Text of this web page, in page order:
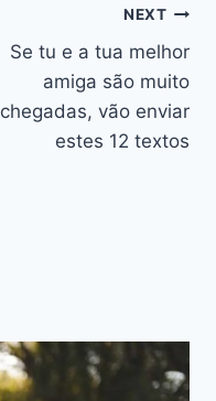
NEXT
Se tu e a tua melhor
amiga são muito
chegadas, vão enviar
estes 12 textos